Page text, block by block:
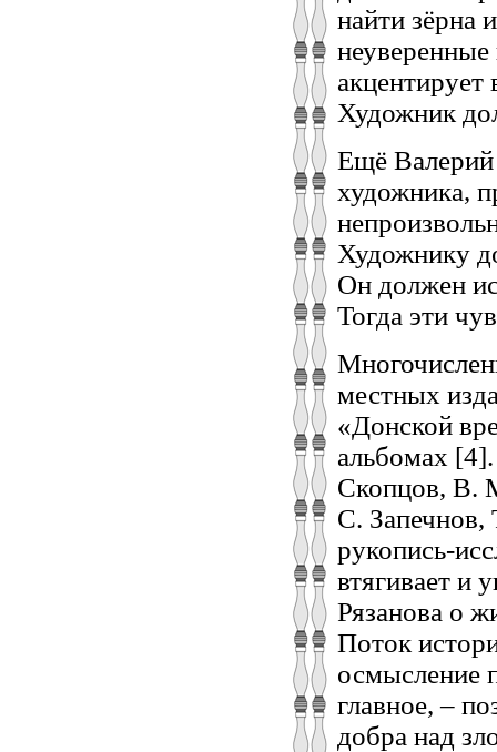
найти зёрна
Художник
Ещё Валерий
художника,
Художнику
Он должен
Тогда эти
местных
«Донской
альбомах
Скопцов, В.
С.
рукопись-
втягивает и
Рязанова о
Поток
осмысление
главное, –
добра над